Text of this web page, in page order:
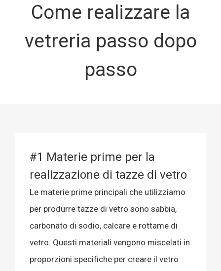
Come realizzare la
vetreria passo dopo
passo
#1 Materie prime per la
realizzazione di tazze di vetro
Le materie prime principali che utilizziamo
per produrre tazze di vetro sono sabbia,
carbonato di sodio, calcare e rottame di
vetro. Questi materiali vengono miscelati in
proporzioni specifiche per creare il vetro